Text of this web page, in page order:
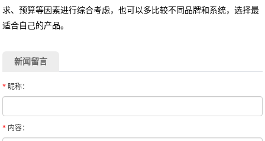
求、预算等因素进行综合考虑，也可以多比较不同品牌和系统，选择最
适合自己的产品。
新闻留言
* 昵称：
* 内容：